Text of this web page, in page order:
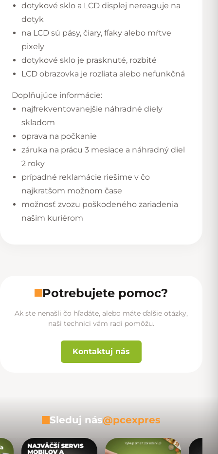
dotykové sklo a LCD displej nereaguje na
dotyk
na LCD sú pásy, čiary, fľaky alebo mŕtve
pixely
dotykové sklo je prasknuté, rozbité
LCD obrazovka je rozliata alebo nefunkčná
Doplňujúce informácie:
najfrekventovanejšie náhradné diely
skladom
oprava na počkanie
záruka na prácu 3 mesiace a náhradný diel
2 roky
prípadné reklamácie riešime v čo
najkratšom možnom čase
možnosť zvozu poškodeného zariadenia
našim kuriérom
Potrebujete pomoc?
Ak ste nenašli čo hľadáte, alebo máte ďalšie otázky,
naši technici vám radi pomôžu.
Kontaktuj nás
Sleduj nás@pcexpres